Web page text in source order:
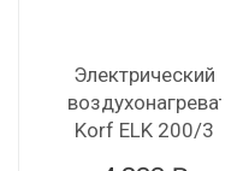
Электрический
воздухонагреватель
Korf ELK 200/3